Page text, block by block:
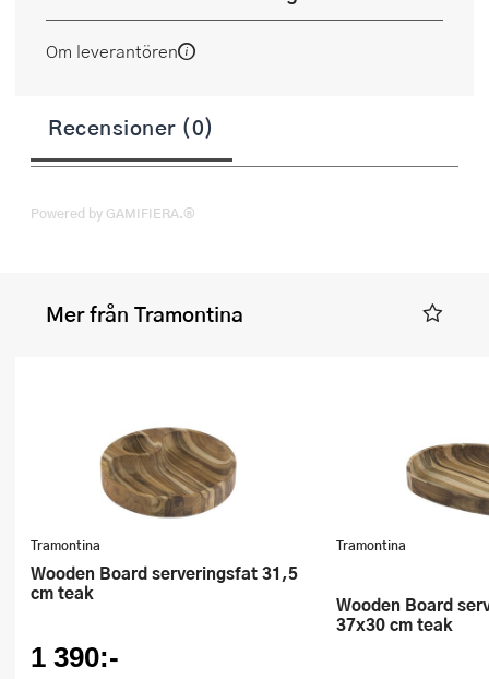
Om leverantören
Recensioner (0)
Powered by GAMIFIERA.®
Mer från Tramontina
Tramontina
Wooden Board serveringsfat 31,5
cm teak
1 390:-
Tramontina
Wooden Board serveringsfat
37x30 cm teak